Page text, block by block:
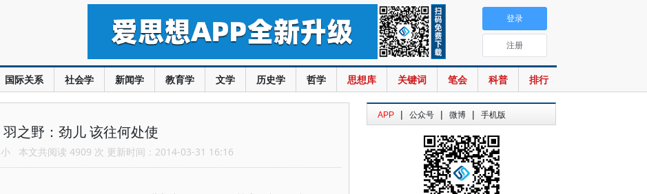
国际关系 社会学 新闻学 教育学 文学 历史学 哲学 思想库 关键词 笔会 科普 排行
登录
注册
羽之野：劲儿 该往何处使
小 本文共阅读 4909 次 更新时间：2014-03-31 16:16
APP | 公众号 | 微博 | 手机版